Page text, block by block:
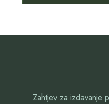
Zahtjev za izdavanje